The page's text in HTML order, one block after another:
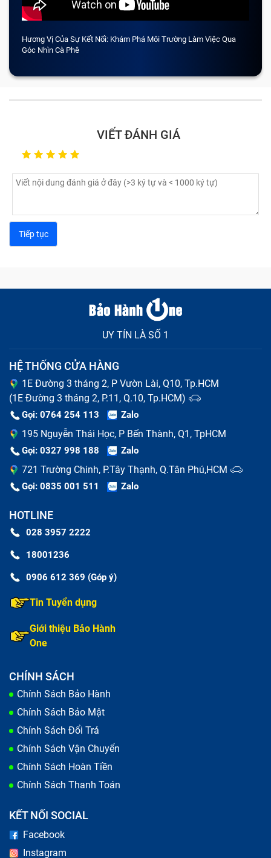
Hương Vị Của Sự Kết Nối: Khám Phá Môi Trường Làm Việc Qua
Góc Nhìn Cà Phê
VIẾT ĐÁNH GIÁ
UY TÍN LÀ SỐ 1
HỆ THỐNG CỬA HÀNG
1E Đường 3 tháng 2, P Vườn Lài, Q10, Tp.HCM
(1E Đường 3 tháng 2, P.11, Q.10, Tp.HCM)
Gọi: 0764 254 113 Zalo
195 Nguyễn Thái Học, P Bến Thành, Q1, TpHCM
Gọi: 0327 998 188 Zalo
721 Trường Chinh, P.Tây Thạnh, Q.Tân Phú,HCM
Gọi: 0835 001 511 Zalo
HOTLINE
028 3957 2222
18001236
0906 612 369 (Góp ý)
Tin Tuyển dụng
Giới thiệu Bảo Hành
One
CHÍNH SÁCH
Chính Sách Bảo Hành
Chính Sách Bảo Mật
Chính Sách Đổi Trả
Chính Sách Vận Chuyển
Chính Sách Hoàn Tiền
Chính Sách Thanh Toán
KẾT NỐI SOCIAL
Facebook
Instagram